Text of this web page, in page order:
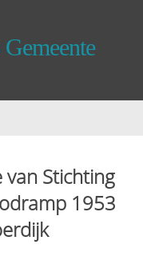
Stichting
1953